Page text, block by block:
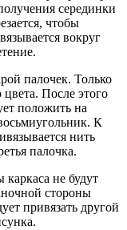
серединки
чтобы
вокруг
палочек. Только
После этого
положить на
К
нить
палочка.
не будут
стороны
привязать другой